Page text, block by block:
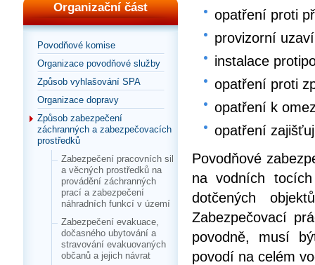
Organizační část
Povodňové komise
Organizace povodňové služby
Způsob vyhlašování SPA
Organizace dopravy
Způsob zabezpečení
záchranných a zabezpečovacích
prostředků
Zabezpečení pracovních sil
a věcných prostředků na
provádění záchranných
prací a zabezpečení
náhradních funkcí v území
Zabezpečení evakuace,
dočasného ubytování a
stravování evakuovaných
občanů a jejich návrat
opatření proti
provizorní
instalace
opatření proti
opatření k
opatření
Povodňové
na vodních
dotčených
Zabezpečovací
povodně, musí
povodí na celém